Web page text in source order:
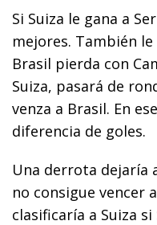
Si Suiza le gana a
mejores. También
Brasil pierda con
Suiza, pasará de
venza a Brasil. En
diferencia de goles.
Una derrota dejaría
no consigue vencer
clasificaría a Suiza